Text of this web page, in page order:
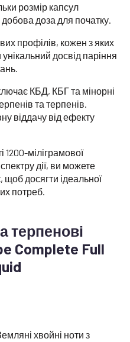
розмір капсул
доза для початку.
профілів, кожен з яких
досвід паріння
КБД, КБГ та мінорні
та терпенів.
віддачу від ефекту
1200-міліграмової
дії, ви можете
щоб досягти ідеальної
потреб.
терпенові
Complete Full
хвойні ноти з